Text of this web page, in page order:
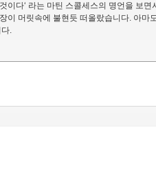
이다‘ 라는 마틴 스콜세스의 명언을 보
이 머릿속에 불현듯 떠올랐습니다. 아
.